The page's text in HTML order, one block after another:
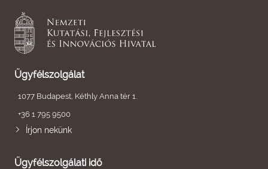
Ügyfélszolgálat
1077 Budapest, Kéthly Anna tér 1.
+36 1 795 9500
Írjon nekünk
Ügyfélszolgálati idő